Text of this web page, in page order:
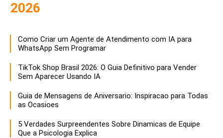
2026
Como Criar um Agente de Atendimento com IA para
WhatsApp Sem Programar
TikTok Shop Brasil 2026: O Guia Definitivo para Vender
Sem Aparecer Usando IA
Guia de Mensagens de Aniversario: Inspiracao para Todas
as Ocasioes
5 Verdades Surpreendentes Sobre Dinamicas de Equipe
Que a Psicologia Explica